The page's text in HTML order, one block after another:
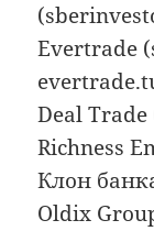
Evertrade
Deal
Richness
Клон
Oldix